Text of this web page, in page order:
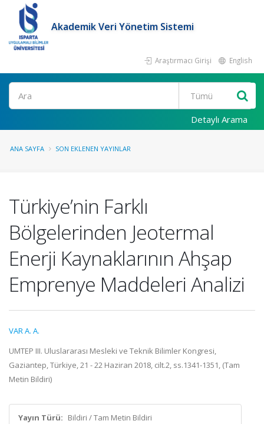
Akademik Veri Yönetim Sistemi
Araştırmacı Girişi English
Ara
Detaylı Arama
ANA SAYFA SON EKLENEN YAYINLAR
Türkiye’nin Farklı
Bölgelerinden Jeotermal
Enerji Kaynaklarının Ahşap
Emprenye Maddeleri Analizi
VAR A. A.
UMTEP III. Uluslararası Mesleki ve Teknik Bilimler Kongresi,
Gaziantep, Türkiye, 21 - 22 Haziran 2018, cilt.2, ss.1341-1351, (Tam
Metin Bildiri)
Yayın Türü: Bildiri / Tam Metin Bildiri